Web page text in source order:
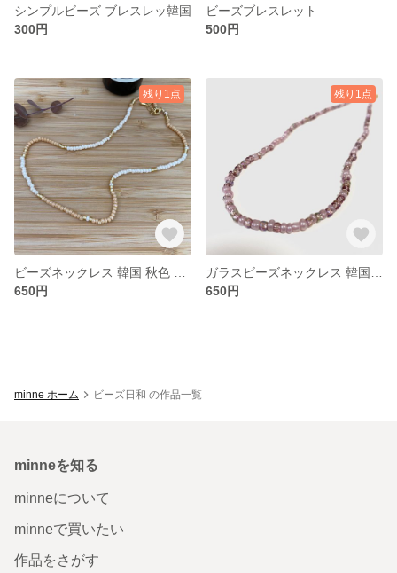
シンプルビーズ ブレスレッ韓国
300円
ビーズブレスレット
500円
残り1点
650円
残り1点
650円
minne ホーム ビーズ日和 の作品一覧
minneを知る
minneについて
minneで買いたい
作品をさがす